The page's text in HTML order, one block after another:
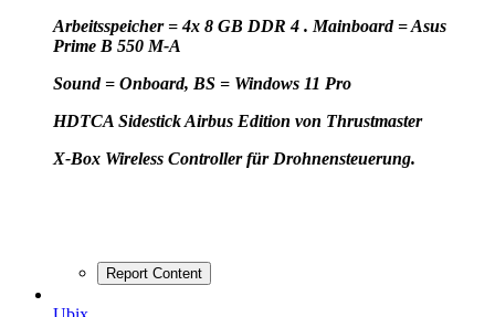
Arbeitsspeicher = 4x 8 GB DDR 4 . Mainboard = Asus
Prime B 550 M-A
Sound = Onboard, BS = Windows 11 Pro
HDTCA Sidestick Airbus Edition von Thrustmaster
X-Box Wireless Controller für Drohnensteuerung.
Report Content